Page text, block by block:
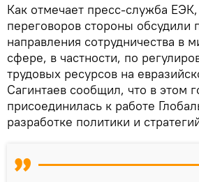
Как отмечает пресс-служба
переговоров стороны обсудили
направления сотрудничества в
сфере, в частности, по
трудовых ресурсов на
Сагинтаев сообщил, что в этом
присоединилась к работе
разработке политики и